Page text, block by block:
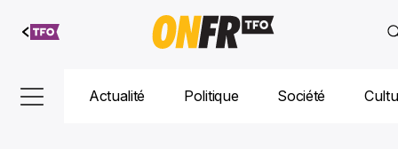
Aller au
contenu
Actualité Politique Société